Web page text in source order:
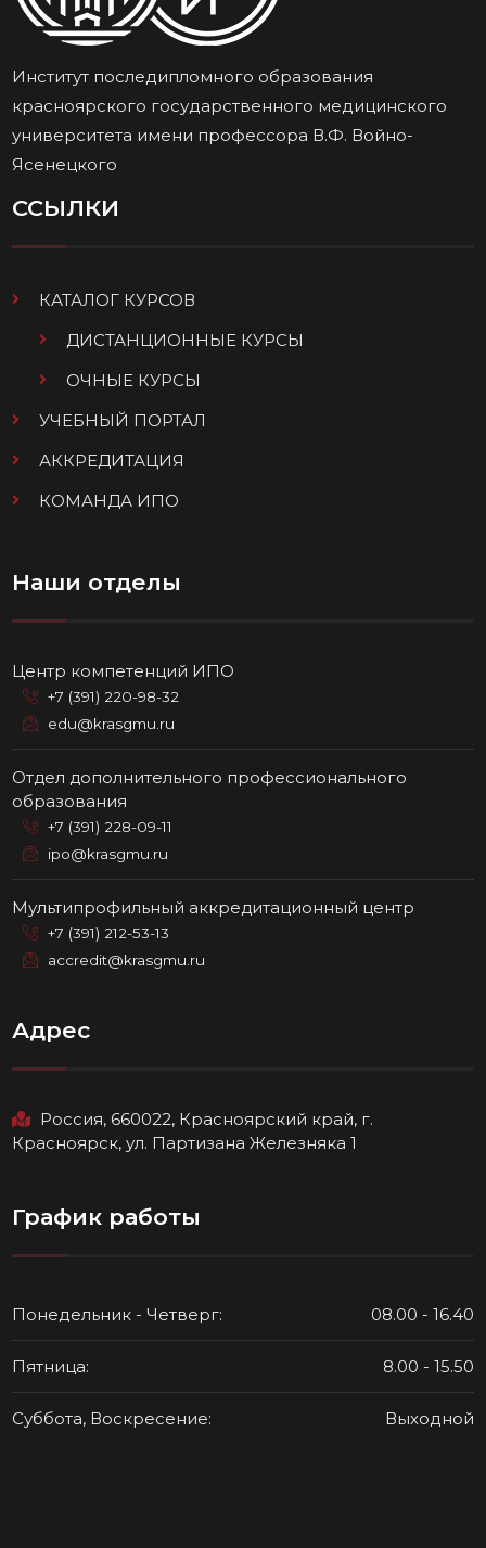
Институт последипломного образования
красноярского государственного медицинского
университета имени профессора В.Ф. Войно-
Ясенецкого
ССЫЛКИ
КАТАЛОГ КУРСОВ
ДИСТАНЦИОННЫЕ КУРСЫ
ОЧНЫЕ КУРСЫ
УЧЕБНЫЙ ПОРТАЛ
АККРЕДИТАЦИЯ
КОМАНДА ИПО
Наши отделы
Центр компетенций ИПО
+7 (391) 220-98-32
edu@krasgmu.ru
Отдел дополнительного профессионального
образования
+7 (391) 228-09-11
ipo@krasgmu.ru
Мультипрофильный аккредитационный центр
+7 (391) 212-53-13
accredit@krasgmu.ru
Адрес
Россия, 660022, Красноярский край, г.
Красноярск, ул. Партизана Железняка 1
График работы
Понедельник - Четверг: 08.00 - 16.40
Пятница: 8.00 - 15.50
Суббота, Воскресение: Выходной